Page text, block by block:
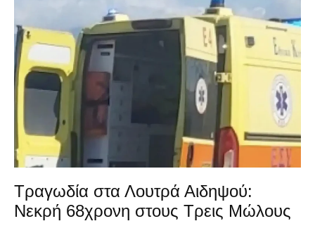
Τραγωδία στα Λουτρά Αιδηψού:
Νεκρή 68χρονη στους Τρεις Μώλους